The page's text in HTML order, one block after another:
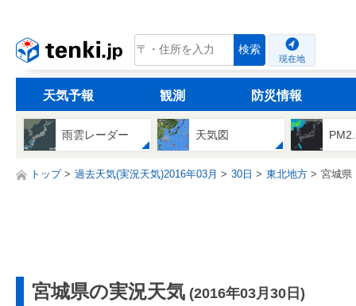
tenki.jp 検索
現在地
天気予報 観測 防災情報
雨雲レーダー 天気図
トップ 過去天気(実況天気)2016年03月 30日 東北地方 宮城県
宮城県の実況天気 (2016年03月30日)